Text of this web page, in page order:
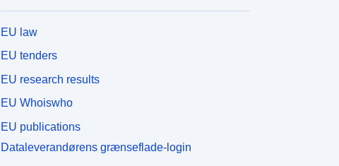
EU law
EU tenders
EU research results
EU Whoiswho
EU publications
Dataleverandørens grænseflade-login